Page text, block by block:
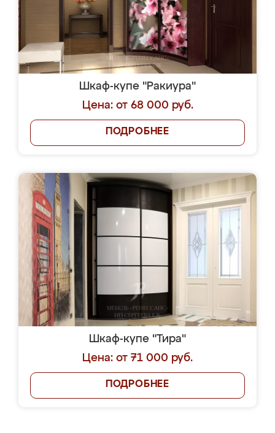
Шкаф-купе "Ракиура"
Цена: от 68 000 руб.
ПОДРОБНЕЕ
Шкаф-купе "Тира"
Цена: от 71 000 руб.
ПОДРОБНЕЕ